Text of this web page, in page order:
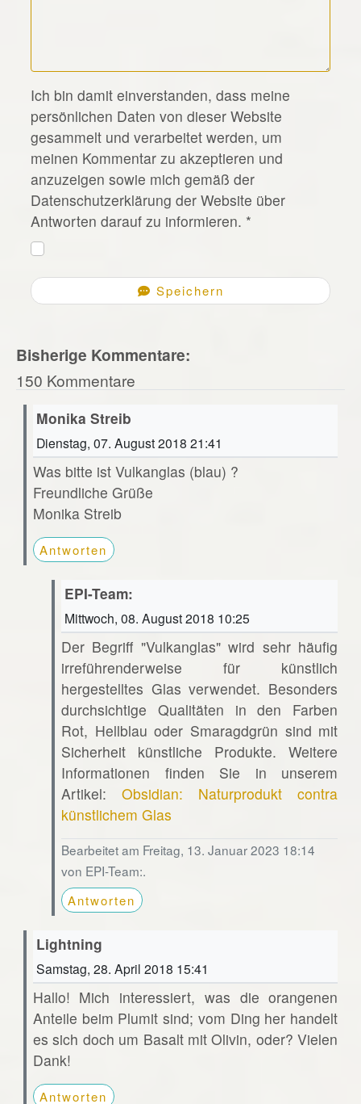
*
Ich bin damit einverstanden, dass meine
persönlichen Daten von dieser Website
gesammelt und verarbeitet werden, um
meinen Kommentar zu akzeptieren und
anzuzeigen sowie mich gemäß der
Datenschutzerklärung der Website über
Antworten darauf zu informieren. *
Speichern
Bisherige Kommentare:
150 Kommentare
Monika Streib
Dienstag, 07. August 2018 21:41
Was bitte ist Vulkanglas (blau) ?
Freundliche Grüße
Monika Streib
Antworten
EPI-Team:
Mittwoch, 08. August 2018 10:25
Der Begriff "Vulkanglas" wird sehr häufig
irreführenderweise für künstlich
hergestelltes Glas verwendet. Besonders
durchsichtige Qualitäten in den Farben
Rot, Hellblau oder Smaragdgrün sind mit
Sicherheit künstliche Produkte. Weitere
Informationen finden Sie in unserem
Artikel:Obsidian: Naturprodukt contra
künstlichem Glas
Bearbeitet am Freitag, 13. Januar 2023 18:14
von EPI-Team:.
Antworten
Lightning
Samstag, 28. April 2018 15:41
Hallo! Mich interessiert, was die orangenen
Anteile beim Plumit sind; vom Ding her handelt
es sich doch um Basalt mit Olivin, oder? Vielen
Dank!
Antworten